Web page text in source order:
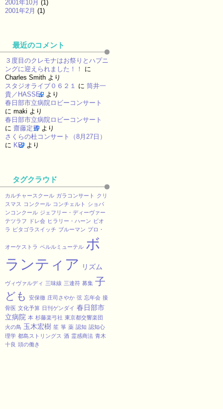
2001年10月 (1)
2001年2月 (1)
最近のコメント
３度目のクレモナはお祭りとハプニ
ングに迎えられました！！
に
Charles Smith より
スタジオライブ０６２１ に 筒井一
貴／HASSEL より
春日部市立病院ロビーコンサート
に maki より
春日部市立病院ロビーコンサート
に 齋藤定男 より
さくらの杜コンサート（8月27日）
に KEI より
タグクラウド
カルチャースクール ガラコンサート
クリ
スマス
コンクール コンチェルト
ショパ
ンコンクール ジェフリー・ディーヴァー
テツラフ
ドレ会 ヒラリー・ハーン ビオ
ラ
ピタゴラスイッチ ブルーマン プロ・
オーケストラ ペルルミューテル ボ
ランティア
リズム
ヴィヴァルディ 三味線 三連符 募集 子
ども
安保徹 庄司さやか 弦 忘年会 接
骨医 文化予算 日刊ゲンダイ 春日部市
立病院 本 杉藤楽弓社 東京都交響楽団
火の鳥 玉木宏樹 笙 箏 薬 認知 認知心
理学 都島ストリングス 酒 霊感商法 青木
十良 頭の働き